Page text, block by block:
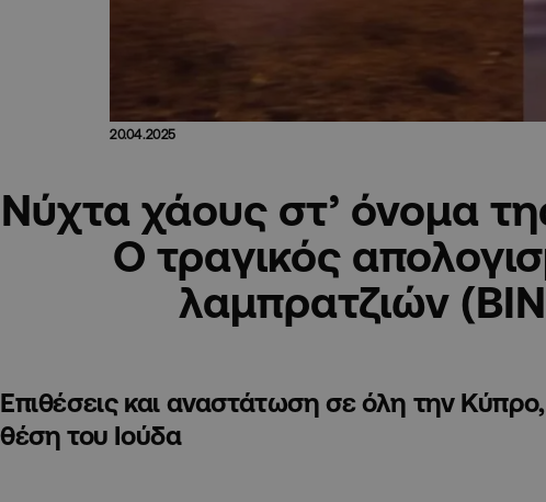
20.04.2025
Νύχτα χάους στ’ όνομα
Ο τραγικός
λαμπρατζιών
Επιθέσεις και αναστάτωση σε όλη την
θέση του Ιούδα